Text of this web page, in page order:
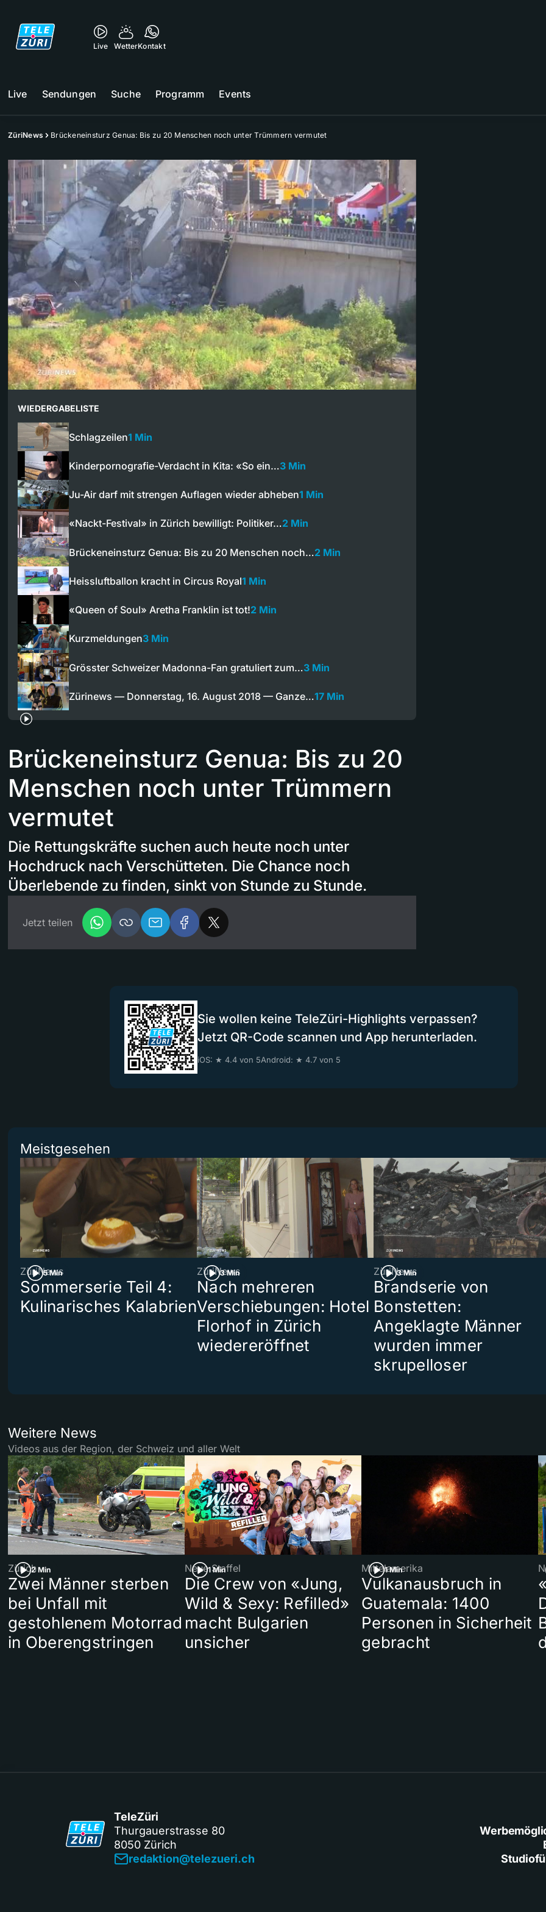
Live WetterKontakt
Live Sendungen Suche Programm Events
ZüriNews Brückeneinsturz Genua: Bis zu 20 Menschen noch unter Trümmern vermutet
WIEDERGABELISTE
Schlagzeilen1 Min
Kinderpornografie-Verdacht in Kita: «So ein…3 Min
Ju-Air darf mit strengen Auflagen wieder abheben1 Min
«Nackt-Festival» in Zürich bewilligt: Politiker…2 Min
Brückeneinsturz Genua: Bis zu 20 Menschen noch…2 Min
Heissluftballon kracht in Circus Royal1 Min
«Queen of Soul» Aretha Franklin ist tot!2 Min
Kurzmeldungen3 Min
Grösster Schweizer Madonna-Fan gratuliert zum…3 Min
Zürinews — Donnerstag, 16. August 2018 — Ganze…17 Min
Brückeneinsturz Genua: Bis zu 20
Menschen noch unter Trümmern
vermutet
Die Rettungskräfte suchen auch heute noch unter
Hochdruck nach Verschütteten. Die Chance noch
Überlebende zu finden, sinkt von Stunde zu Stunde.
Jetzt teilen
Sie wollen keine TeleZüri-Highlights verpassen?
Jetzt QR-Code scannen und App herunterladen.
iOS: ★ 4.4 von 5Android: ★ 4.7 von 5
Meistgesehen
5 Min
ZüriNews
Sommerserie Teil 4:
Kulinarisches Kalabrien
3 Min
ZüriNews
Nach mehreren
Verschiebungen: Hotel
Florhof in Zürich
wiedereröffnet
3 Min
ZüriNews
Brandserie von
Bonstetten:
Angeklagte Männer
wurden immer
skrupelloser
Weitere News
Videos aus der Region, der Schweiz und aller Welt
2 Min
Zürich
Zwei Männer sterben
bei Unfall mit
gestohlenem Motorrad
in Oberengstringen
1 Min
Neue Staffel
Die Crew von «Jung,
Wild & Sexy: Refilled»
macht Bulgarien
unsicher
1 Min
Mittelamerika
Vulkanausbruch in
Guatemala: 1400
Personen in Sicherheit
gebracht
TeleZüri
Thurgauerstrasse 80
8050 Zürich
redaktion@telezueri.ch